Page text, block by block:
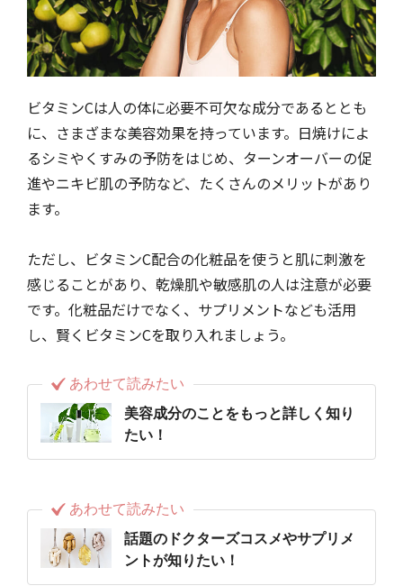
ビタミンCは人の体に必要不可欠な成分であるととも
に、さまざまな美容効果を持っています。日焼けによ
るシミやくすみの予防をはじめ、ターンオーバーの促
進やニキビ肌の予防など、たくさんのメリットがあり
ます。
ただし、ビタミンC配合の化粧品を使うと肌に刺激を
感じることがあり、乾燥肌や敏感肌の人は注意が必要
です。化粧品だけでなく、サプリメントなども活用
し、賢くビタミンCを取り入れましょう。
あわせて読みたい
美容成分のことをもっと詳しく知り
たい！
あわせて読みたい
話題のドクターズコスメやサプリメ
ントが知りたい！